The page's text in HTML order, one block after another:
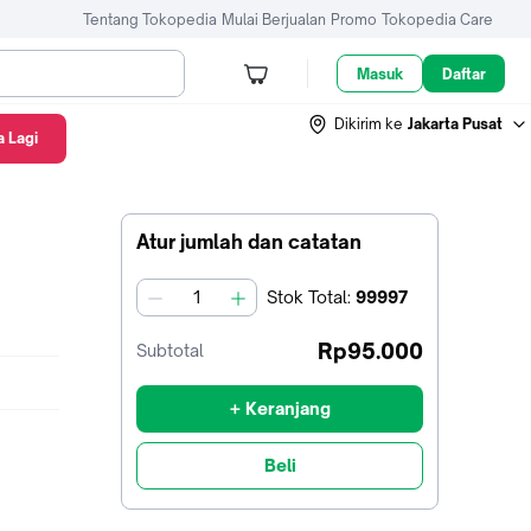
Tentang Tokopedia Mulai Berjualan Promo Tokopedia Care
Masuk Daftar
Dikirim ke Jakarta Pusat
Atur jumlah dan catatan
jumlah Stok Total: 99997
Subtotal Rp95.000
+ Keranjang
Beli
Lagi